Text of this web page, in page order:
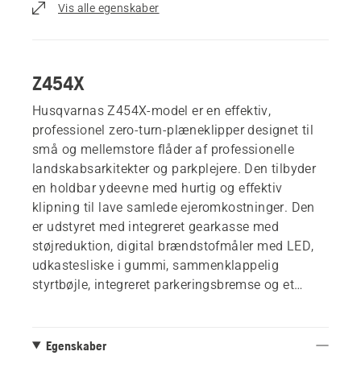
Vis alle egenskaber
Z454X
Husqvarnas Z454X-model er en effektiv,
professionel zero-turn-plæneklipper designet til
små og mellemstore flåder af professionelle
landskabsarkitekter og parkplejere. Den tilbyder
en holdbar ydeevne med hurtig og effektiv
klipning til lave samlede ejeromkostninger. Den
er udstyret med integreret gearkasse med
støjreduktion, digital brændstofmåler med LED,
udkastesliske i gummi, sammenklappelig
styrtbøjle, integreret parkeringsbremse og et
platform. Sideudkast med bioklipindstilling.
Egenskaber